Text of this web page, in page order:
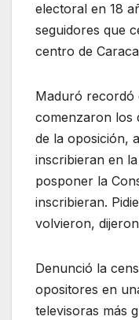
electoral en 18
seguidores que
centro de
Maduró recordó
comenzaron los
de la oposición,
inscribieran en
posponer la
inscribieran.
volvieron,
Denunció la
opositores en
televisoras más